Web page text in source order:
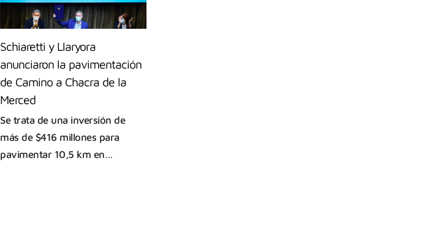
Schiaretti y Llaryora
anunciaron la pavimentación
de Camino a Chacra de la
Merced
Se trata de una inversión de
más de $416 millones para
pavimentar 10,5 km en…